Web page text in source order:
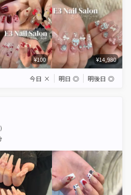
¥100 ¥14,980
今日 × 明日 ◎ 明後日 ◎